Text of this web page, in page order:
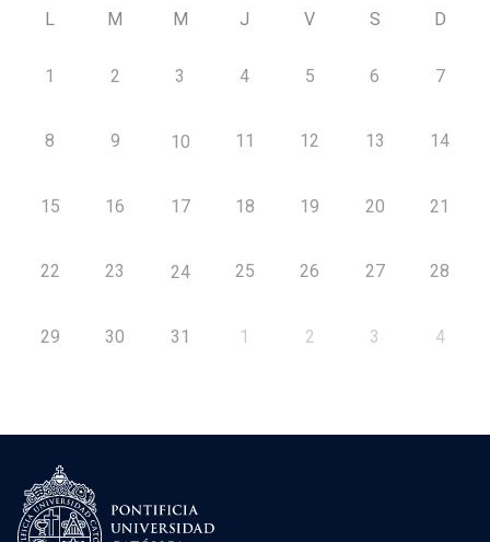
L M M J V S D
1 2 3 4 5 6 7
8 9 10 11 12 13 14
15 16 17 18 19 20 21
22 23 24 25 26 27 28
29 30 31 1 2 3 4